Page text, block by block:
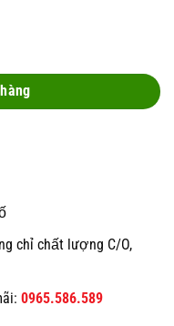
chỉ chất lượng C/O,
0965.586.589